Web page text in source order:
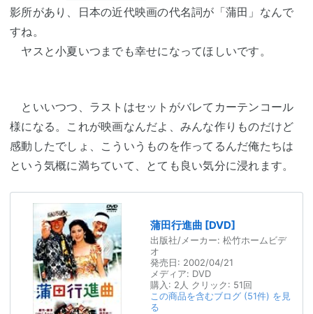
影所があり、日本の近代映画の代名詞が「蒲田」なんで
すね。
ヤスと小夏いつまでも幸せになってほしいです。
といいつつ、ラストはセットがバレてカーテンコール
様になる。これが映画なんだよ、みんな作りものだけど
感動したでしょ、こういうものを作ってるんだ俺たちは
という気概に満ちていて、とても良い気分に浸れます。
蒲田行進曲 [DVD]
出版社/メーカー: 松竹ホームビデ
オ
発売日: 2002/04/21
メディア: DVD
購入: 2人 クリック: 51回
この商品を含むブログ (51件) を見
る